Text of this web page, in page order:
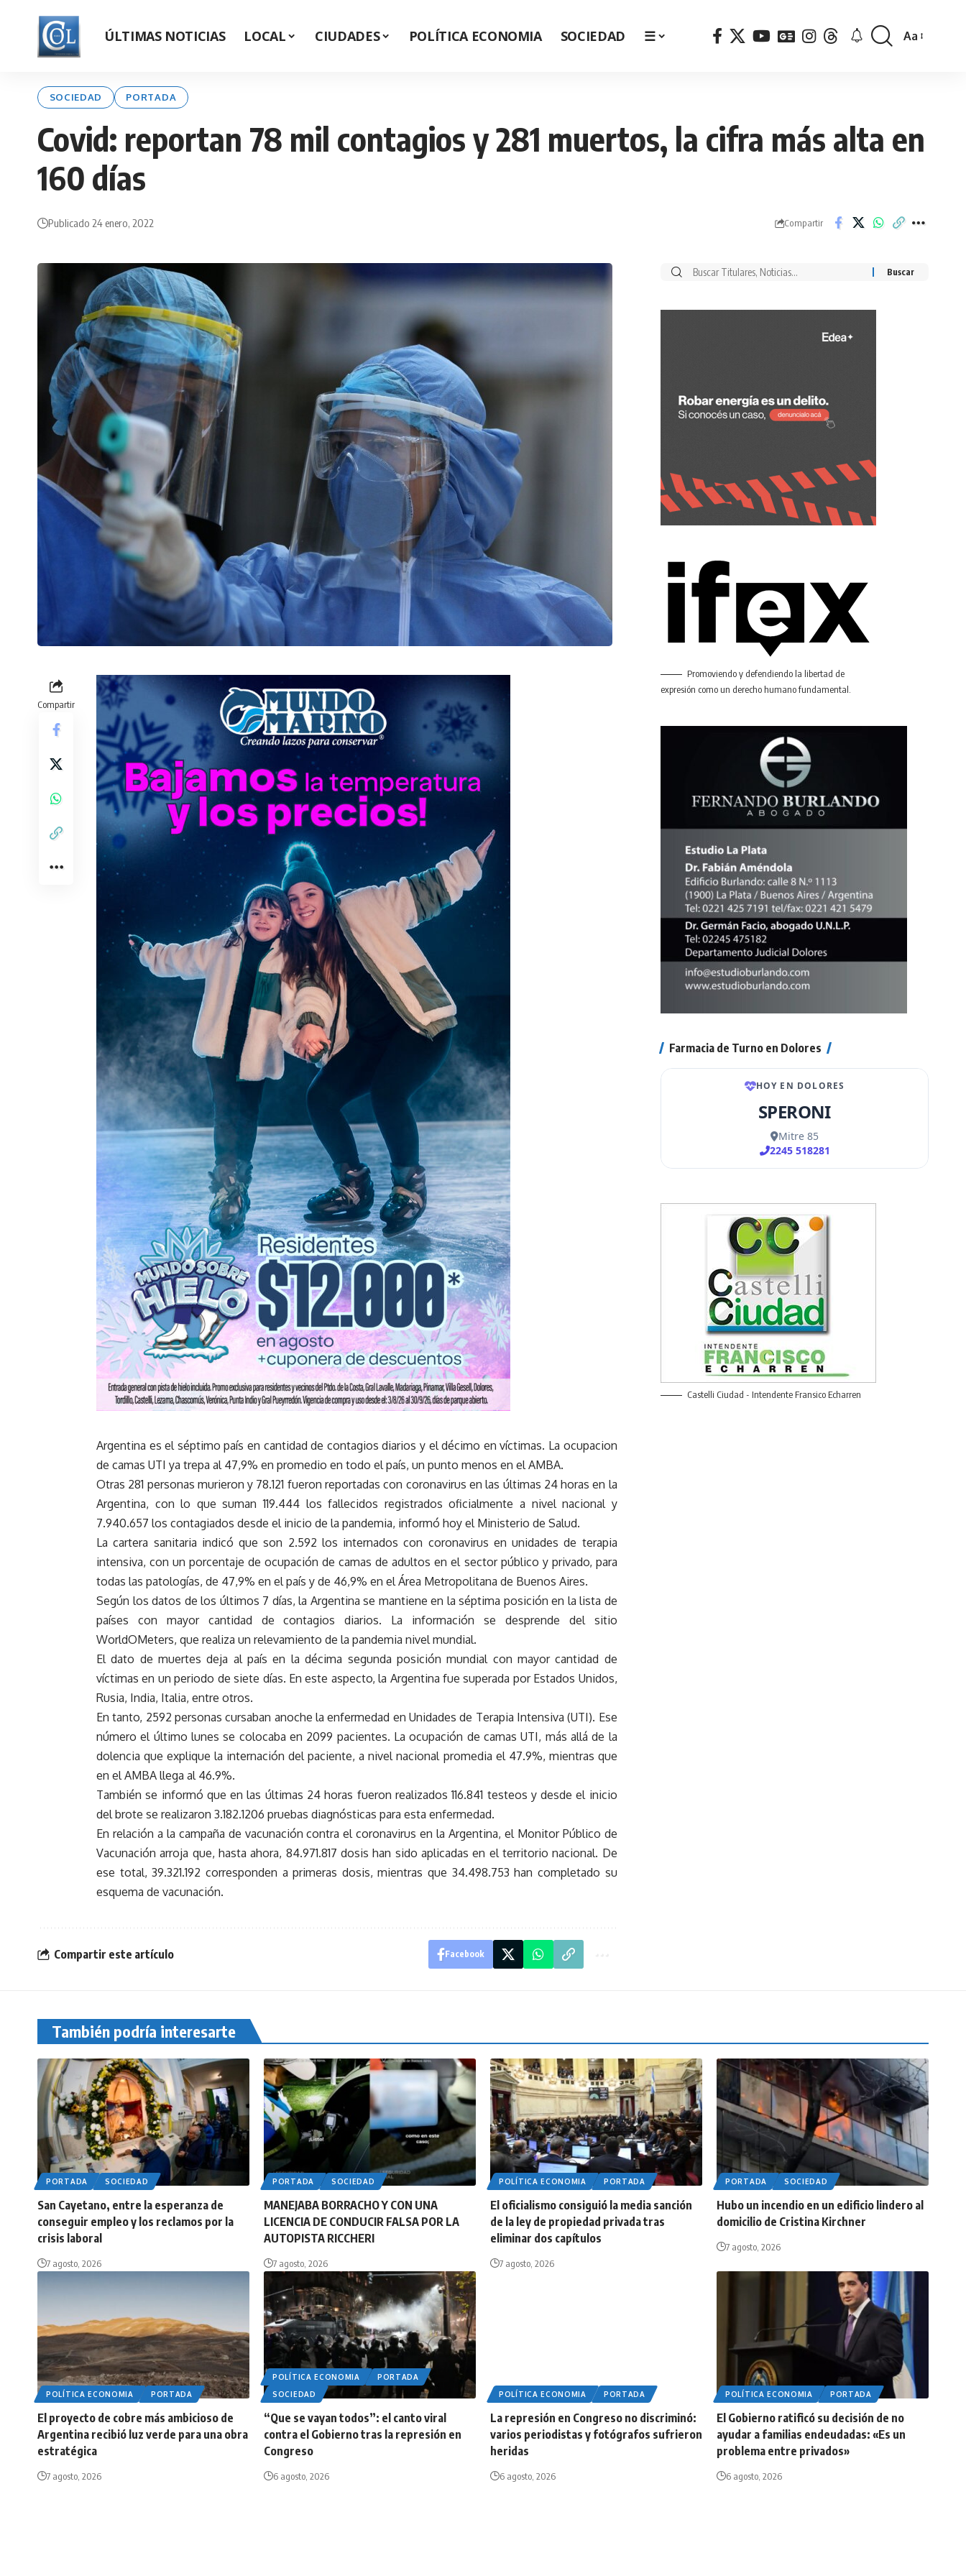
ÚLTIMAS NOTICIAS LOCAL CIUDADES POLÍTICA ECONOMIA SOCIEDAD ☰
Font
Aa
SOCIEDAD PORTADA
Covid: reportan 78 mil contagios y 281 muertos, la cifra más alta en
160 días
Publicado 24 enero, 2022 Compartir
Compartir
Argentina es el séptimo país en cantidad de contagios diarios y el décimo en víctimas. La ocupacion
de camas UTI ya trepa al 47,9% en promedio en todo el país, un punto menos en el AMBA.
Otras 281 personas murieron y 78.121 fueron reportadas con coronavirus en las últimas 24 horas en la
Argentina, con lo que suman 119.444 los fallecidos registrados oficialmente a nivel nacional y
7.940.657 los contagiados desde el inicio de la pandemia, informó hoy el Ministerio de Salud.
La cartera sanitaria indicó que son 2.592 los internados con coronavirus en unidades de terapia
intensiva, con un porcentaje de ocupación de camas de adultos en el sector público y privado, para
todas las patologías, de 47,9% en el país y de 46,9% en el Área Metropolitana de Buenos Aires.
Según los datos de los últimos 7 días, la Argentina se mantiene en la séptima posición en la lista de
países con mayor cantidad de contagios diarios. La información se desprende del sitio
WorldOMeters, que realiza un relevamiento de la pandemia nivel mundial.
El dato de muertes deja al país en la décima segunda posición mundial con mayor cantidad de
víctimas en un periodo de siete días. En este aspecto, la Argentina fue superada por Estados Unidos,
Rusia, India, Italia, entre otros.
En tanto, 2592 personas cursaban anoche la enfermedad en Unidades de Terapia Intensiva (UTI). Ese
número el último lunes se colocaba en 2099 pacientes. La ocupación de camas UTI, más allá de la
dolencia que explique la internación del paciente, a nivel nacional promedia el 47.9%, mientras que
en el AMBA llega al 46.9%.
También se informó que en las últimas 24 horas fueron realizados 116.841 testeos y desde el inicio
del brote se realizaron 3.182.1206 pruebas diagnósticas para esta enfermedad.
En relación a la campaña de vacunación contra el coronavirus en la Argentina, el Monitor Público de
Vacunación arroja que, hasta ahora, 84.971.817 dosis han sido aplicadas en el territorio nacional. De
ese total, 39.321.192 corresponden a primeras dosis, mientras que 34.498.753 han completado su
esquema de vacunación.
Compartir este artículo Facebook
Buscar
Promoviendo y defendiendo la libertad de
expresión como un derecho humano fundamental.
Farmacia de Turno en Dolores
Castelli Ciudad - Intendente Fransico Echarren
También podría interesarte
PORTADA SOCIEDAD
San Cayetano, entre la esperanza de
conseguir empleo y los reclamos por la
crisis laboral
7 agosto, 2026
PORTADA SOCIEDAD
MANEJABA BORRACHO Y CON UNA
LICENCIA DE CONDUCIR FALSA POR LA
AUTOPISTA RICCHERI
7 agosto, 2026
POLÍTICA ECONOMIA PORTADA
El oficialismo consiguió la media sanción
de la ley de propiedad privada tras
eliminar dos capítulos
7 agosto, 2026
PORTADA SOCIEDAD
Hubo un incendio en un edificio lindero al
domicilio de Cristina Kirchner
7 agosto, 2026
POLÍTICA ECONOMIA PORTADA
El proyecto de cobre más ambicioso de
Argentina recibió luz verde para una obra
estratégica
7 agosto, 2026
POLÍTICA ECONOMIA
PORTADA
SOCIEDAD
“Que se vayan todos”: el canto viral
contra el Gobierno tras la represión en
Congreso
6 agosto, 2026
POLÍTICA ECONOMIA PORTADA
La represión en Congreso no discriminó:
varios periodistas y fotógrafos sufrieron
heridas
6 agosto, 2026
POLÍTICA ECONOMIA PORTADA
El Gobierno ratificó su decisión de no
ayudar a familias endeudadas: «Es un
problema entre privados»
6 agosto, 2026